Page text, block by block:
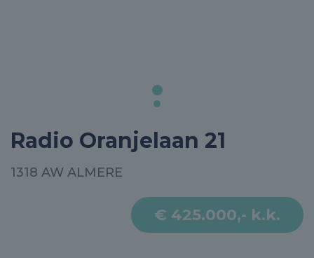
Radio Oranjelaan 21
1318 AW ALMERE
€ 425.000,- k.k.